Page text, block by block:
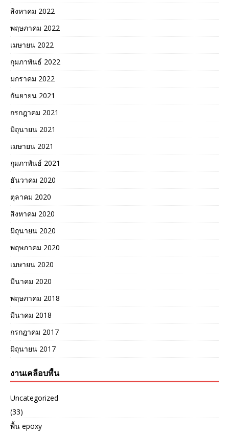
สิงหาคม 2022
พฤษภาคม 2022
เมษายน 2022
กุมภาพันธ์ 2022
มกราคม 2022
กันยายน 2021
กรกฎาคม 2021
มิถุนายน 2021
เมษายน 2021
กุมภาพันธ์ 2021
ธันวาคม 2020
ตุลาคม 2020
สิงหาคม 2020
มิถุนายน 2020
พฤษภาคม 2020
เมษายน 2020
มีนาคม 2020
พฤษภาคม 2018
มีนาคม 2018
กรกฎาคม 2017
มิถุนายน 2017
งานเคลือบพื้น
Uncategorized
(33)
พื้น epoxy